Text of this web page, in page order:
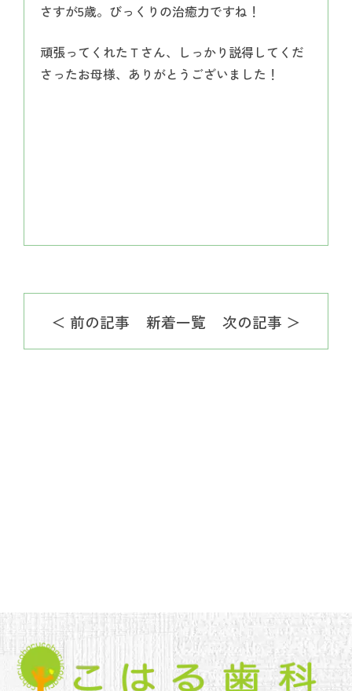
さすが5歳。びっくりの治癒力ですね！
頑張ってくれたＴさん、しっかり説得してくだ
さったお母様、ありがとうございました！
＜ 前の記事 新着一覧 次の記事 ＞